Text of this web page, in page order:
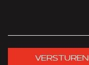
VERSTUREN